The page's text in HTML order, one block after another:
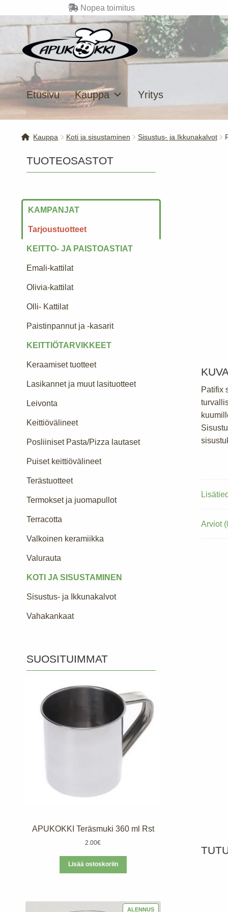
Nopea toimitus
Siirry
navigointiin
Siirry
sisältöön
Etusivu Kauppa Yritys
Kauppa Koti ja sisustaminen Sisustus- ja Ikkunakalvot
Patifix
Arviot
TUOTEOSASTOT
KAMPANJAT
Tarjoustuotteet
KEITTO- JA PAISTOASTIAT
Emali-kattilat
Olivia-kattilat
Olli- Kattilat
Paistinpannut ja -kasarit
KEITTIÖTARVIKKEET
Keraamiset tuotteet
Lasikannet ja muut lasituotteet
Leivonta
Keittiövälineet
Posliiniset Pasta/Pizza lautaset
Puiset keittiövälineet
Terästuotteet
Termokset ja juomapullot
Terracotta
Valkoinen keramiikka
Valurauta
KOTI JA SISUSTAMINEN
Sisustus- ja Ikkunakalvot
Vahakankaat
SUOSITUIMMAT
APUKOKKI Teräsmuki 360 ml Rst
2.00€
Lisää ostoskoriin
ALENNUSTUOTE